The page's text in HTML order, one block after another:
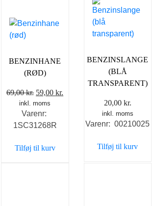
BENZINHANE
(RØD)
69,00kr. Den
oprindelige
pris
var:
59,00kr.
inkl. moms
Varenr:
1SC31268R
Tilføj til kurv
BENZINSLANGE
(BLÅ
TRANSPARENT)
20,00 kr.
inkl. moms
Varenr: 00210025
Tilføj til kurv